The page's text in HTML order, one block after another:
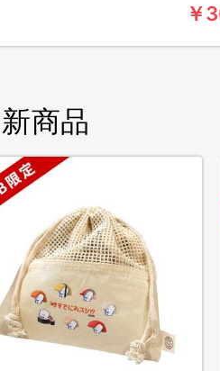
￥
新商品